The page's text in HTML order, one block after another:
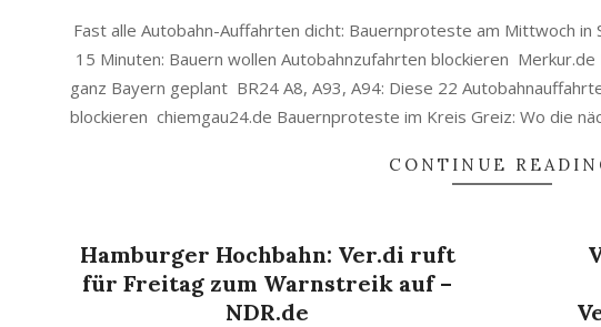
31
Fast alle Autobahn-Auffahrten dicht: Bauernproteste am Mittwoch in
15 Minuten: Bauern wollen Autobahnzufahrten blockieren
ganz Bayern geplant BR24 A8, A93, A94: Diese 22
blockieren chiemgau24.de Bauernproteste im Kreis Greiz: Wo die
CONTINUE
Hamburger Hochbahn: Ver.di ruft
für Freitag zum Warnstreik auf –
NDR.de